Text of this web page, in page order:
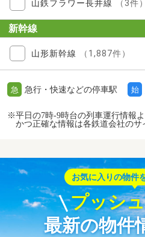
山鉄フラワー長井線 （3件）
新幹線
山形新幹線 （1,887件）
急 急行・快速などの停車駅 始
※平日の7時-9時台の列車運行情報
かつ正確な情報は各鉄道会社の
お気に入りの物件
プッシ
最新の物件